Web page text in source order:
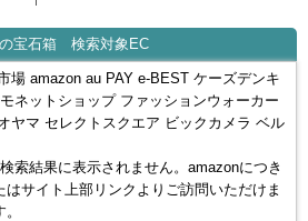
宝石箱 検索対象EC
場 amazon au PAY e-BEST ケーズデンキ
ネットショップ ファッションウォーカー
ヤマ セレクトスクエア ビックカメラ ベル
索結果に表示されません。amazonにつき
はサイト上部リンクよりご訪問いただけま